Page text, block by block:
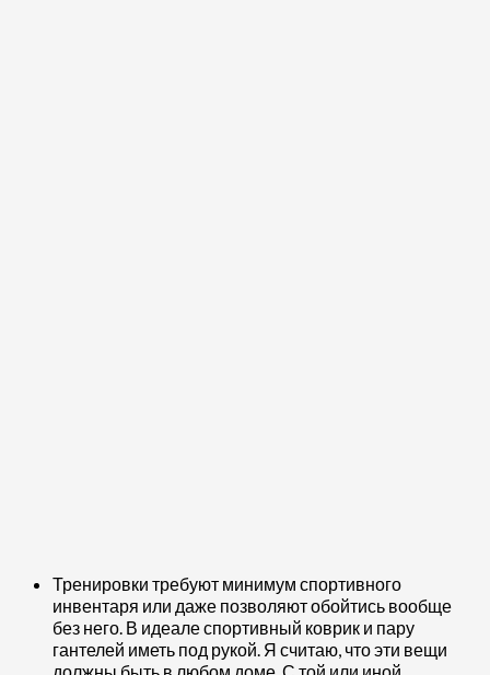
Тренировки требуют минимум спортивного
инвентаря или даже позволяют обойтись вообще
без него. В идеале спортивный коврик и пару
гантелей иметь под рукой. Я считаю, что эти вещи